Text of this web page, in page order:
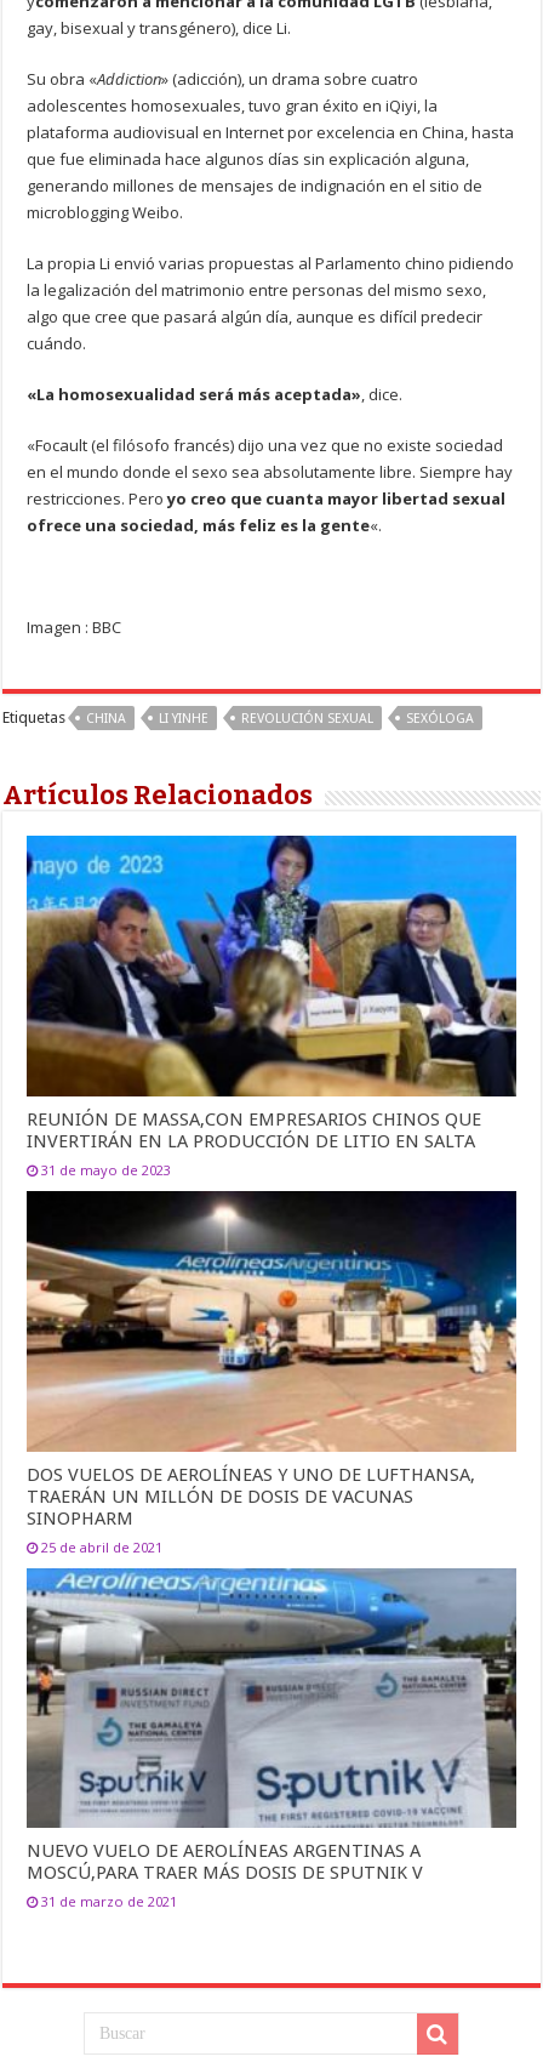
gay, bisexual y transgénero), dice Li.
Su obra «Addiction» (adicción), un drama sobre cuatro
adolescentes homosexuales, tuvo gran éxito en iQiyi, la
plataforma audiovisual en Internet por excelencia en China, hasta
que fue eliminada hace algunos días sin explicación alguna,
generando millones de mensajes de indignación en el sitio de
microblogging Weibo.
La propia Li envió varias propuestas al Parlamento chino pidiendo
la legalización del matrimonio entre personas del mismo sexo,
algo que cree que pasará algún día, aunque es difícil predecir
cuándo.
«La homosexualidad será más aceptada», dice.
«Focault (el filósofo francés) dijo una vez que no existe sociedad
en el mundo donde el sexo sea absolutamente libre. Siempre hay
restricciones. Peroyo creo que cuanta mayor libertad sexual
ofrece una sociedad, más feliz es la gente«.
Imagen : BBC
Etiquetas CHINA LI YINHE REVOLUCIÓN SEXUAL SEXÓLOGA
Artículos Relacionados
REUNIÓN DE MASSA,CON EMPRESARIOS CHINOS QUE
INVERTIRÁN EN LA PRODUCCIÓN DE LITIO EN SALTA
31 de mayo de 2023
DOS VUELOS DE AEROLÍNEAS Y UNO DE LUFTHANSA,
TRAERÁN UN MILLÓN DE DOSIS DE VACUNAS
SINOPHARM
25 de abril de 2021
NUEVO VUELO DE AEROLÍNEAS ARGENTINAS A
MOSCÚ,PARA TRAER MÁS DOSIS DE SPUTNIK V
31 de marzo de 2021